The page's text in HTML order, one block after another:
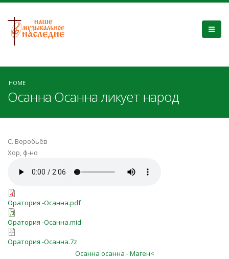
HOME
Осанна Осанна ликует народ
С. Воробьёв
Хор, ф-но
Оратория -Осанна.pdf
Оратория -Осанна.mid
Оратория -Осанна.7z
Осанна осанна - Маген<